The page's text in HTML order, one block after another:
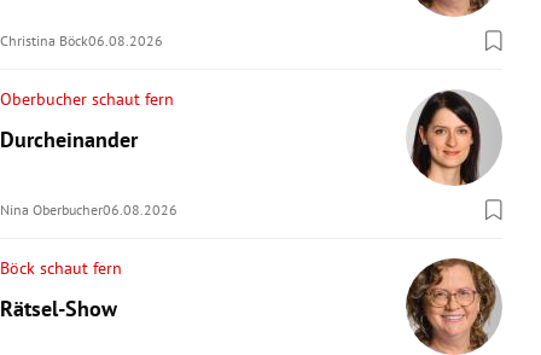
Christina Böck06.08.2026
Oberbucher schaut fern
Durcheinander
Nina Oberbucher06.08.2026
Böck schaut fern
Rätsel-Show